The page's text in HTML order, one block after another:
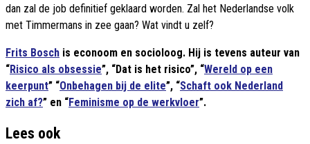
dan zal de job definitief geklaard worden. Zal het Nederlandse volk
met Timmermans in zee gaan? Wat vindt u zelf?
Frits Bosch is econoom en socioloog. Hij is tevens auteur van
“Risico als obsessie”, “Dat is het risico”, “Wereld op een
keerpunt” “Onbehagen bij de elite”, “Schaft ook Nederland
zich af?” en “Feminisme op de werkvloer”.
Lees ook